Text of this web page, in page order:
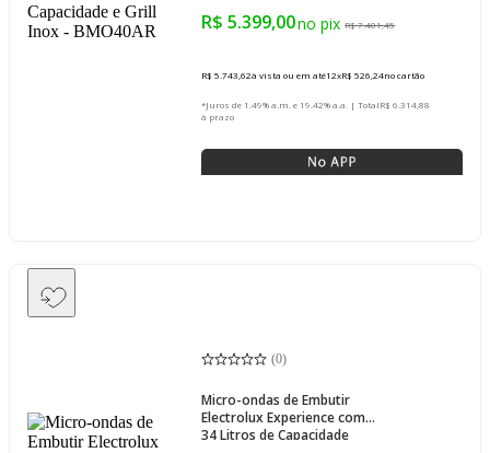
R$ 5.399,00 R$ 7.401,45
R$ 5.743,62à vista ou em até12xR$ 526,24no cartão
*Juros de 1.49% a.m. e 19.42% a.a. | TotalR$ 6.314,88
à prazo
(0)
Micro-ondas de Embutir
Electrolux Experience com
34 Litros de Capacidade